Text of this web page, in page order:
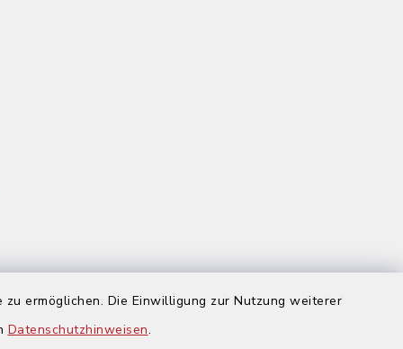
ermöglichen. Die Einwilligung zur Nutzung weiterer
Datenschutzhinweisen.